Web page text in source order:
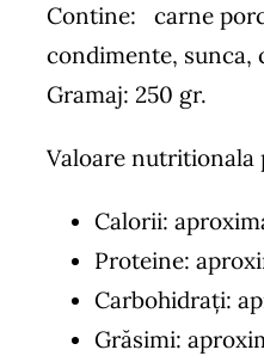
Contine: carne
condimente, sunca,
Gramaj: 250 gr.
Valoare nutritionala
Calorii:
Proteine:
Carbohidrați:
Grăsimi: